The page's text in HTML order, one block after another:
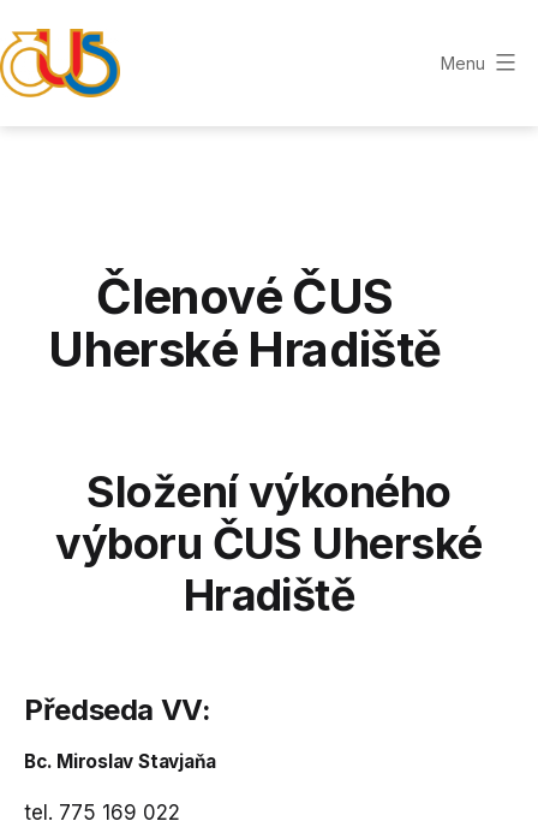
k
obsahu
Menu
Členové ČUS
Uherské Hradiště
Složení výkoného
výboru ČUS Uherské
Hradiště
Předseda VV:
Bc. Miroslav Stavjaňa
tel. 775 169 022